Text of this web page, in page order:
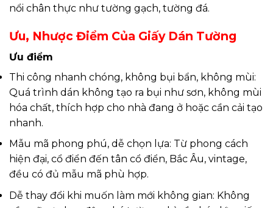
nổi chân thực như tường gạch, tường đá.
Ưu, Nhược Điểm Của Giấy Dán Tường
Ưu điểm
Thi công nhanh chóng, không bụi bẩn, không mùi:
Quá trình dán không tạo ra bụi như sơn, không mùi
hóa chất, thích hợp cho nhà đang ở hoặc cần cải tạo
nhanh.
Mẫu mã phong phú, dễ chọn lựa: Từ phong cách
hiện đại, cổ điển đến tân cổ điển, Bắc Âu, vintage,
đều có đủ mẫu mã phù hợp.
Dễ thay đổi khi muốn làm mới không gian: Không